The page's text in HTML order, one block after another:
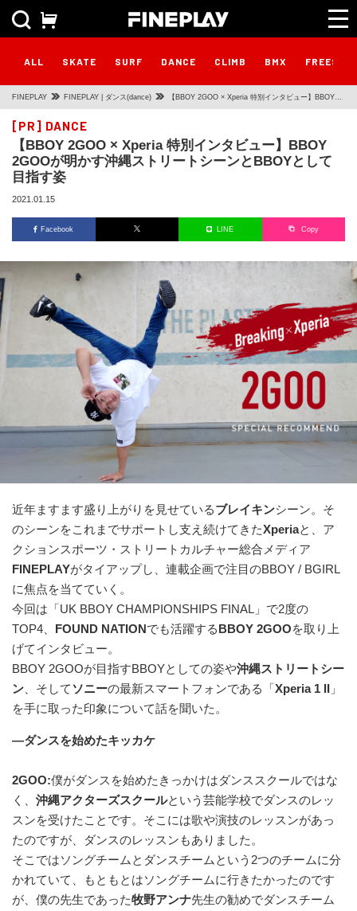
ALL SKATE SURF DANCE CLIMB BMX
FINEPLAY FINEPLAY | ダンス(dance) 【BBOY 2GOO × Xperia 特別インタビュー】BBOY
指す姿
[PR] DANCE
【BBOY 2GOO × Xperia 特別インタビュー】BBOY
2GOOが明かす沖縄ストリートシーンとBBOYとして
目指す姿
2021.01.15
Facebook LINE Copy
近年ますます盛り上がりを見せているブレイキンシーン。そ
のシーンをこれまでサポートし支え続けてきたXperiaと、ア
クションスポーツ・ストリートカルチャー総合メディア
FINEPLAYがタイアップし、連載企画で注目のBBOY / BGIRL
に焦点を当てていく。
今回は「UK BBOY CHAMPIONSHIPS FINAL」で2度の
TOP4、 FOUND NATIONでも活躍するBBOY 2GOOを取り上
げてインタビュー。
BBOY 2GOOが目指すBBOYとしての姿や沖縄ストリートシー
ン 、そして ソニーの最新スマートフォンである「Xperia 1 II 」
を手に取った印象について話を聞いた。
—ダンスを始めたキッカケ
2GOO:僕がダンスを始めたきっかけはダンススクールではな
く、 沖縄アクターズスクールという芸能学校でダンスのレッ
スンを受けたことです。そこには歌や演技のレッスンがあっ
たのですが、ダンスのレッスンもありました。
そこではソングチームとダンスチームという2つのチームに分
かれていて、もともとはソングチームに行きたかったのです
が、僕の先生であった牧野アンナ先生の勧めでダンスチーム